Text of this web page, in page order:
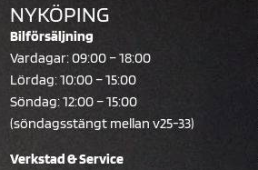
NYKÖPING
Bilförsäljning
Vardagar: 09:00 – 18:00
Lördag: 10:00 – 15:00
Söndag: 12:00 – 15:00
(söndagsstängt mellan v25-33)
Verkstad & Service